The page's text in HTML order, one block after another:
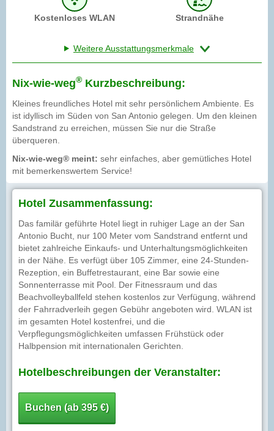
Kostenloses WLAN Strandnähe
Weitere Ausstattungsmerkmale
Nix-wie-weg® Kurzbeschreibung:
Kleines freundliches Hotel mit sehr persönlichem Ambiente. Es
ist idyllisch im Süden von San Antonio gelegen. Um den kleinen
Sandstrand zu erreichen, müssen Sie nur die Straße
überqueren.
Nix-wie-weg® meint: sehr einfaches, aber gemütliches Hotel
mit bemerkenswertem Service!
Hotel Zusammenfassung:
Das familär geführte Hotel liegt in ruhiger Lage an der San
Antonio Bucht, nur 100 Meter vom Sandstrand entfernt und
bietet zahlreiche Einkaufs- und Unterhaltungsmöglichkeiten
in der Nähe. Es verfügt über 105 Zimmer, eine 24-Stunden-
Rezeption, ein Buffetrestaurant, eine Bar sowie eine
Sonnenterrasse mit Pool. Der Fitnessraum und das
Beachvolleyballfeld stehen kostenlos zur Verfügung, während
der Fahrradverleih gegen Gebühr angeboten wird. WLAN ist
im gesamten Hotel kostenfrei, und die
Verpflegungsmöglichkeiten umfassen Frühstück oder
Halbpension mit internationalen Gerichten.
Hotelbeschreibungen der Veranstalter:
Buchen (ab 395 €)